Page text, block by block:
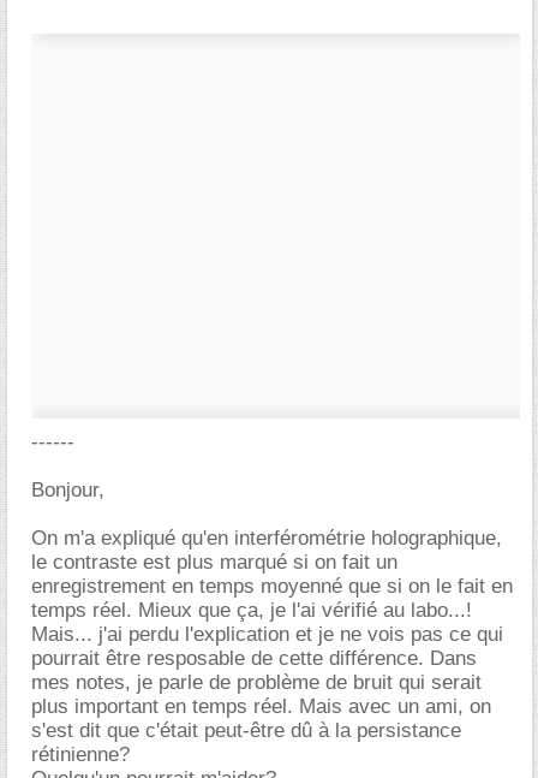
------
Bonjour,
On m'a expliqué qu'en interférométrie holographique,
le contraste est plus marqué si on fait un
enregistrement en temps moyenné que si on le fait en
temps réel. Mieux que ça, je l'ai vérifié au labo...!
Mais... j'ai perdu l'explication et je ne vois pas ce qui
pourrait être resposable de cette différence. Dans
mes notes, je parle de problème de bruit qui serait
plus important en temps réel. Mais avec un ami, on
s'est dit que c'était peut-être dû à la persistance
rétinienne?